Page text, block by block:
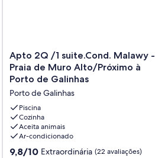
Apto
2Q
/1
suite.Cond.
Malawy
-
Praia
de
Muro
Alto/Próximo
Apto 2Q /1 suite.Cond. Malawy -
Praia de Muro Alto/Próximo à
Porto de Galinhas
Porto de Galinhas
Piscina
Cozinha
Aceita animais
Ar-condicionado
9.8
9,8/10 Extraordinária (22 avaliações)